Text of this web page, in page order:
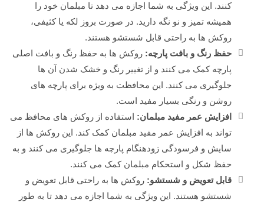
کنند. این ویژگی به شما اجازه می دهد تا مبلمان خود را
همیشه تمیز و نو نگه دارید. در صورت بروز لکه یا کثیفی،
روکش ها به راحتی قابل شستشو هستند.
حفظ رنگ و بافت پارچه: روکش ها به حفظ رنگ و بافت اصلی
پارچه کمک می کنند و از تغییر رنگ و خشک شدن آن ها
جلوگیری می کنند. این محافظت به ویژه برای پارچه های
روشن و رنگی بسیار مفید است.
افزایش عمر مفید مبلمان: استفاده از روکش های محافظ می
تواند به افزایش عمر مفید مبلمان کمک کند. این روکش ها از
سایش و فرسودگی زودهنگام پارچه ها جلوگیری می کنند و به
حفظ شکل و استحکام مبلمان کمک می کنند.
قابل تعویض و شستشو: روکش ها به راحتی قابل تعویض و
شستشو هستند. این ویژگی به شما اجازه می دهد تا به طور